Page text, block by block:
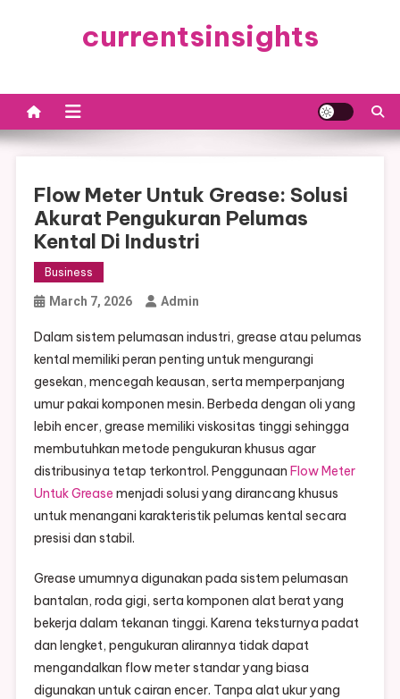
currentsinsights
Flow Meter Untuk Grease: Solusi
Akurat Pengukuran Pelumas
Kental Di Industri
Business
March 7, 2026 Admin
Dalam sistem pelumasan industri, grease atau pelumas
kental memiliki peran penting untuk mengurangi
gesekan, mencegah keausan, serta memperpanjang
umur pakai komponen mesin. Berbeda dengan oli yang
lebih encer, grease memiliki viskositas tinggi sehingga
membutuhkan metode pengukuran khusus agar
distribusinya tetap terkontrol. Penggunaan Flow Meter
Untuk Grease menjadi solusi yang dirancang khusus
untuk menangani karakteristik pelumas kental secara
presisi dan stabil.
Grease umumnya digunakan pada sistem pelumasan
bantalan, roda gigi, serta komponen alat berat yang
bekerja dalam tekanan tinggi. Karena teksturnya padat
dan lengket, pengukuran alirannya tidak dapat
mengandalkan flow meter standar yang biasa
digunakan untuk cairan encer. Tanpa alat ukur yang